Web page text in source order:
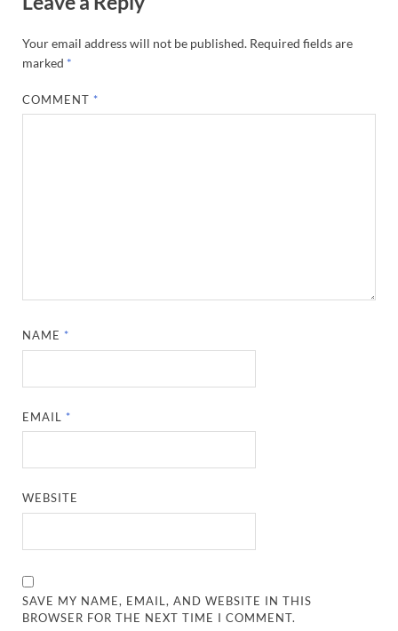
Your email address will not be published. Required fields are
marked *
COMMENT *
NAME *
EMAIL *
WEBSITE
SAVE MY NAME, EMAIL, AND WEBSITE IN THIS
BROWSER FOR THE NEXT TIME I COMMENT.